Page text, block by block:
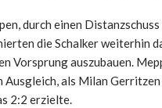
durch einen
die Schalker weiterhin
Vorsprung auszubauen.
als Milan
2:2 erzielte.